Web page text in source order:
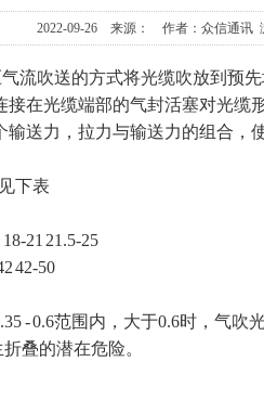
2022-09-26 来源： 作者：众信通讯
流吹送的方式将光缆吹放到预
在光缆端部的气封活塞对光缆
送力，拉力与输送力的组合，
下表
21 21.5-25
42-50
0.6范围内，大于0.6时，气吹
叠的潜在危险。